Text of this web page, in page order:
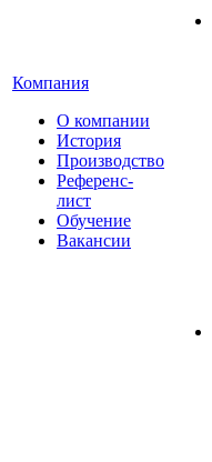
Компания
О компании
История
Производство
Референс-
лист
Обучение
Вакансии